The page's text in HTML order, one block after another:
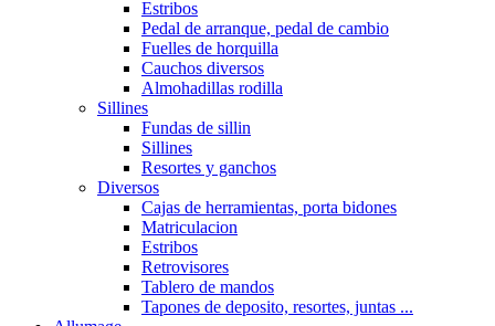
Estribos
Pedal de arranque, pedal de cambio
Fuelles de horquilla
Cauchos diversos
Almohadillas rodilla
Sillines
Fundas de sillin
Sillines
Resortes y ganchos
Diversos
Cajas de herramientas, porta bidones
Matriculacion
Estribos
Retrovisores
Tablero de mandos
Tapones de deposito, resortes, juntas ...